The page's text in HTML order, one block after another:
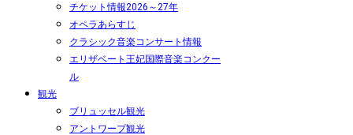
チケット情報2026～27年
オペラあらすじ
クラシック音楽コンサート情報
エリザベート王妃国際音楽コンクー
ル
観光
ブリュッセル観光
アントワープ観光